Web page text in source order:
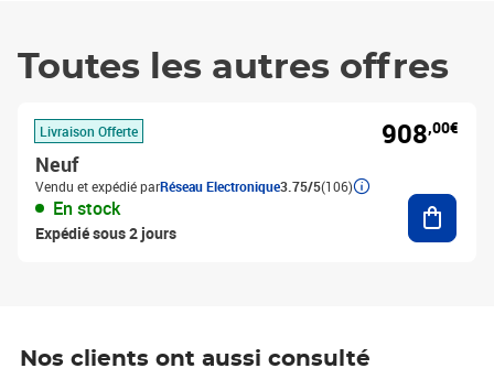
Toutes les autres offres
Livraison Offerte
Neuf
Vendu et expédié parRéseau Electronique3.75/5(106)
En stock
Expédié sous 2 jours
908,00€
Nos clients ont aussi consulté